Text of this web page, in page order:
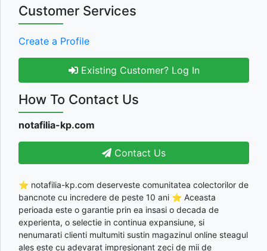
Customer Services
Create a Profile
Existing Customer? Log In
How To Contact Us
notafilia-kp.com
Contact Us
⭐ notafilia-kp.com deserveste comunitatea colectorilor de
bancnote cu incredere de peste 10 ani ⭐ Aceasta
perioada este o garantie prin ea insasi o decada de
experienta, o selectie in continua expansiune, si
nenumarati clienti multumiti sustin magazinul online steagul
ales este cu adevarat impresionant zeci de mii de